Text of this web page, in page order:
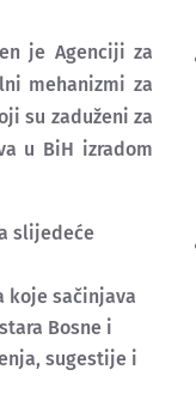
je Agenciji za
mehanizmi za
su zaduženi za
u BiH izradom
slijedeće
koje sačinjava
Bosne i
sugestije i